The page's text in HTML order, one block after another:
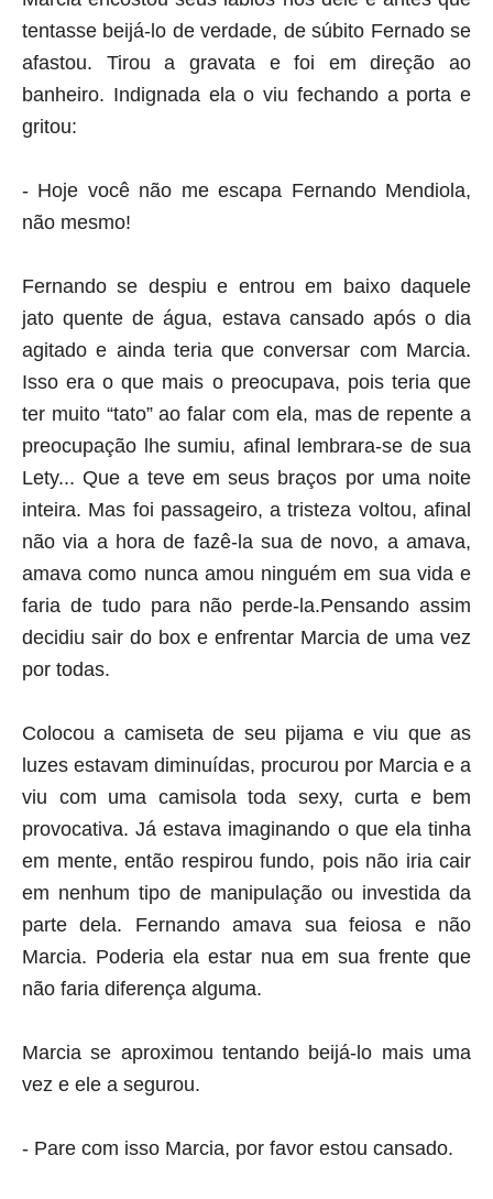
tentasse beijá-lo de verdade, de súbito Fernado se
afastou. Tirou a gravata e foi em direção ao
banheiro. Indignada ela o viu fechando a porta e
gritou:
- Hoje você não me escapa Fernando Mendiola,
não mesmo!
Fernando se despiu e entrou em baixo daquele
jato quente de água, estava cansado após o dia
agitado e ainda teria que conversar com Marcia.
Isso era o que mais o preocupava, pois teria que
ter muito “tato” ao falar com ela, mas de repente a
preocupação lhe sumiu, afinal lembrara-se de sua
Lety... Que a teve em seus braços por uma noite
inteira. Mas foi passageiro, a tristeza voltou, afinal
não via a hora de fazê-la sua de novo, a amava,
amava como nunca amou ninguém em sua vida e
faria de tudo para não perde-la.Pensando assim
decidiu sair do box e enfrentar Marcia de uma vez
por todas.
Colocou a camiseta de seu pijama e viu que as
luzes estavam diminuídas, procurou por Marcia e a
viu com uma camisola toda sexy, curta e bem
provocativa. Já estava imaginando o que ela tinha
em mente, então respirou fundo, pois não iria cair
em nenhum tipo de manipulação ou investida da
parte dela. Fernando amava sua feiosa e não
Marcia. Poderia ela estar nua em sua frente que
não faria diferença alguma.
Marcia se aproximou tentando beijá-lo mais uma
vez e ele a segurou.
- Pare com isso Marcia, por favor estou cansado.